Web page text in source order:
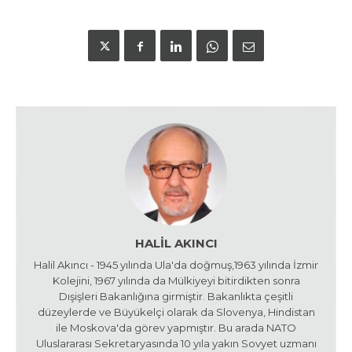
HALIL AKINCI
Halil Akıncı - 1945 yılında Ula'da doğmuş,1963 yılında İzmir
Kolejini, 1967 yılında da Mülkiyeyi bitirdikten sonra
Dışişleri Bakanlığına girmiştir. Bakanlıkta çeşitli
düzeylerde ve Büyükelçi olarak da Slovenya, Hindistan
ile Moskova'da görev yapmıştır. Bu arada NATO
Uluslararası Sekretaryasında 10 yıla yakın Sovyet uzmanı